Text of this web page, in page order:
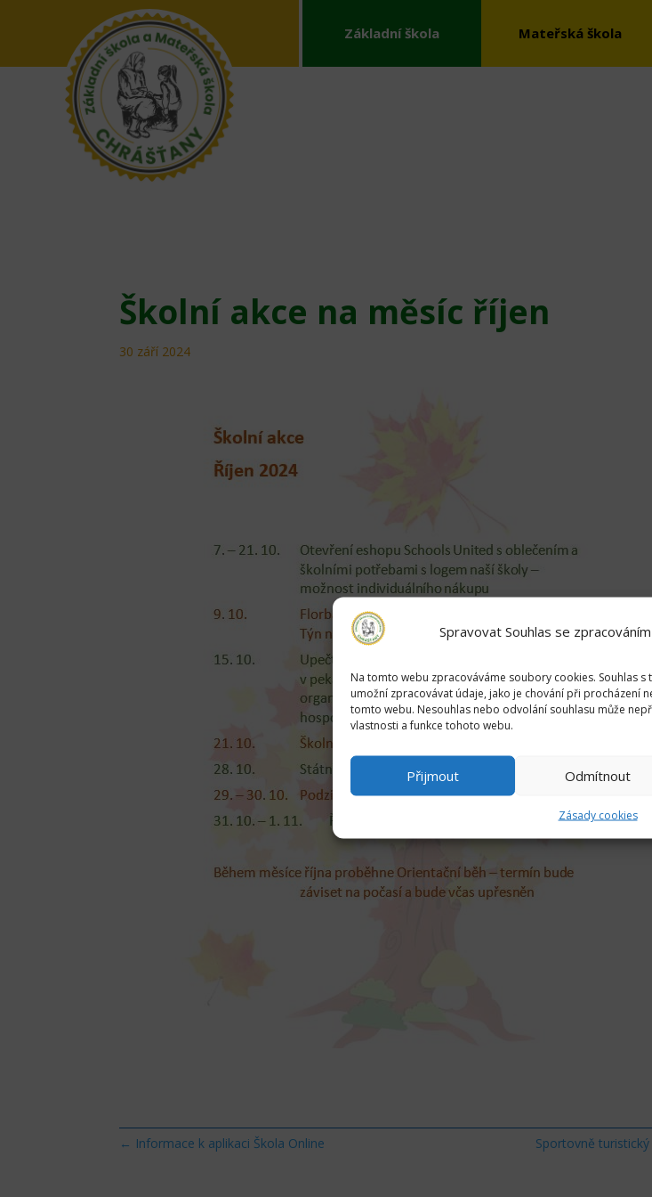
Spravovat Souhlas se
Na tomto webu zpracováváme soubory cookies. Souhlas
umožní zpracovávat údaje, jako je chování při procházení
tomto webu. Nesouhlas nebo odvolání souhlasu může
vlastnosti a funkce tohoto webu.
Přijmout Odmítnout
Zásady cookies
Mateřská škola
Základní škola
Školní akce na měsíc říjen
30 září 2024
← Informace k aplikaci Škola Online Sportovně